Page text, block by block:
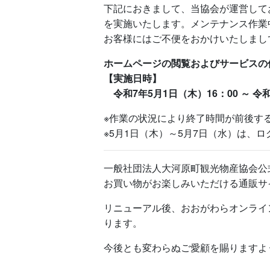
下記におきまして、当協会が運営し
を実施いたします。メンテナンス作
お客様にはご不便をおかけいたしま
ホームページの閲覧およびサービス
【実施日時】
令和7年5月1日（木）16：00 ～ 令
※作業の状況により終了時間が前後す
※5月1日（木）～5月7日（水）は、
一般社団法人大河原町観光物産協会
お買い物がお楽しみいただける通販
リニューアル後、おおがわらオンラ
ります。
今後とも変わらぬご愛顧を賜ります